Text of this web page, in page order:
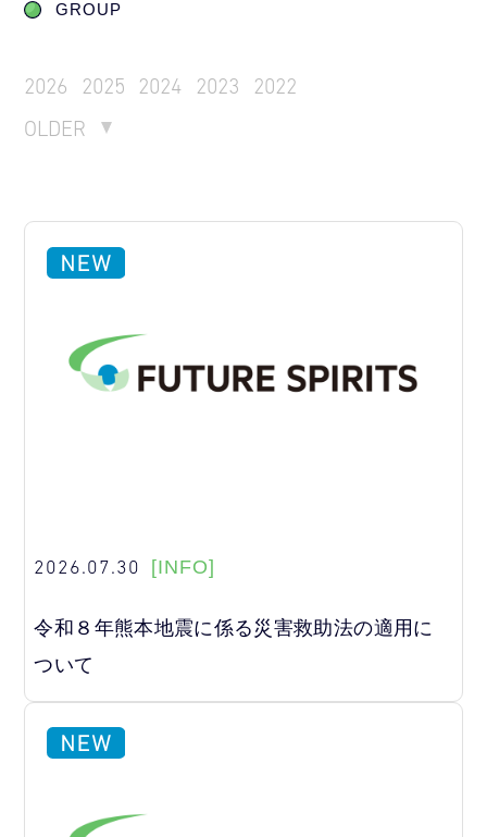
GROUP
2026 2025 2024 2023
2022
OLDER
2026.07.30 [INFO]
令和８年熊本地震に係る災害救助法の適用に
ついて